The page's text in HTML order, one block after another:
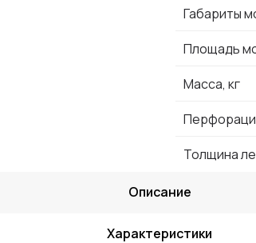
Габариты
Площадь
Масса, кг
Толщина
Описание
Характеристики